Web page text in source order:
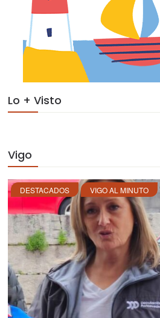
Lo + Visto
Vigo
DESTACADOS VIGO AL MINUTO